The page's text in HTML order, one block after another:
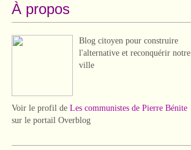
À propos
Blog citoyen pour construire
l'alternative et reconquérir notre
ville
Voir le profil de Les communistes de Pierre Bénite
sur le portail Overblog